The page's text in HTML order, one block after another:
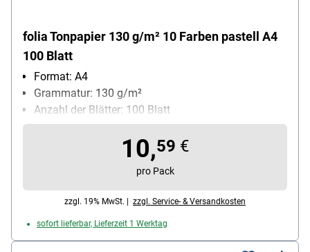
folia Tonpapier 130 g/m² 10 Farben pastell A4
100 Blatt
Format: A4
Grammatur: 130 g/m²
Anzahl der Blätter: 100 Blatt
10,59 €
pro Pack
zzgl. 19% MwSt. | zzgl. Service- & Versandkosten
sofort lieferbar, Lieferzeit 1 Werktag